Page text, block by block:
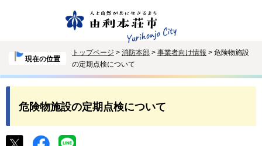
現在の位置
トップページ > 消防本部 > 事業者向け情報 > 危険物施設
の定期点検について
危険物施設の定期点検について